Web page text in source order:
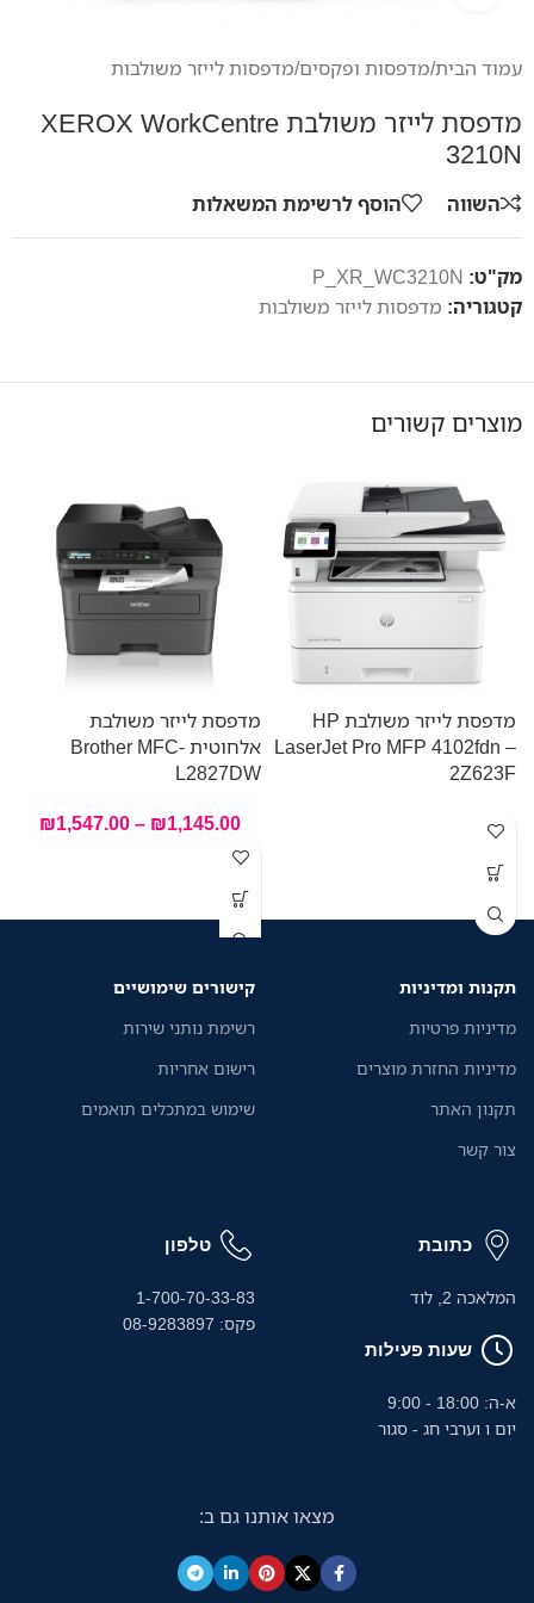
עמוד הבית/מדפסות ופקסים/מדפסות לייזר משולבות
מדפסת לייזר משולבת XEROX WorkCentre
3210N
השווה הוסף לרשימת המשאלות
מק"ט: P_XR_WC3210N
קטגוריה: מדפסות לייזר משולבות
מוצרים קשורים
מדפסת לייזר משולבת HP
LaserJet Pro MFP 4102fdn –
2Z623F
מדפסת לייזר משולבת
אלחוטית Brother MFC-
L2827DW
₪1,145.00
–
₪1,547.00
תקנות ומדיניות
מדיניות פרטיות
מדיניות החזרת מוצרים
תקנון האתר
צור קשר
קישורים שימושיים
רשימת נותני שירות
רישום אחריות
שימוש במתכלים תואמים
כתובת
המלאכה 2, לוד
שעות פעילות
א-ה: 18:00 - 9:00
יום ו וערבי חג - סגור
טלפון
1-700-70-33-83
פקס: 08-9283897
מצאו אותנו גם ב: